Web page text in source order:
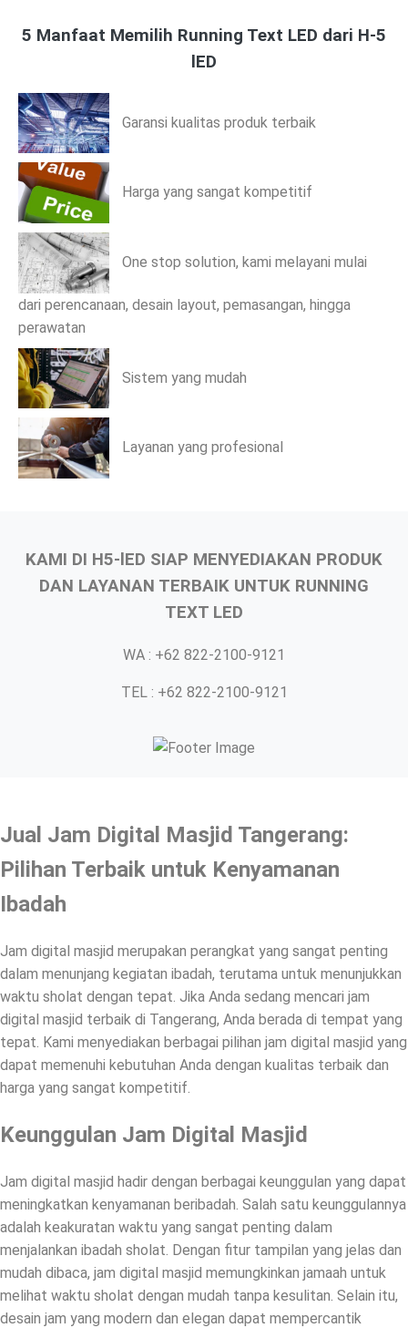
5 Manfaat Memilih Running Text LED dari H-5
lED
Garansi kualitas produk terbaik
Harga yang sangat kompetitif
One stop solution, kami melayani mulai
dari perencanaan, desain layout, pemasangan, hingga
perawatan
Sistem yang mudah
Layanan yang profesional
KAMI DI H5-lED SIAP MENYEDIAKAN PRODUK
DAN LAYANAN TERBAIK UNTUK RUNNING
TEXT LED
WA : +62 822-2100-9121
TEL : +62 822-2100-9121
Jual Jam Digital Masjid Tangerang:
Pilihan Terbaik untuk Kenyamanan
Ibadah
Jam digital masjid merupakan perangkat yang sangat penting
dalam menunjang kegiatan ibadah, terutama untuk menunjukkan
waktu sholat dengan tepat. Jika Anda sedang mencari jam
digital masjid terbaik di Tangerang, Anda berada di tempat yang
tepat. Kami menyediakan berbagai pilihan jam digital masjid yang
dapat memenuhi kebutuhan Anda dengan kualitas terbaik dan
harga yang sangat kompetitif.
Keunggulan Jam Digital Masjid
Jam digital masjid hadir dengan berbagai keunggulan yang dapat
meningkatkan kenyamanan beribadah. Salah satu keunggulannya
adalah keakuratan waktu yang sangat penting dalam
menjalankan ibadah sholat. Dengan fitur tampilan yang jelas dan
mudah dibaca, jam digital masjid memungkinkan jamaah untuk
melihat waktu sholat dengan mudah tanpa kesulitan. Selain itu,
desain jam yang modern dan elegan dapat mempercantik